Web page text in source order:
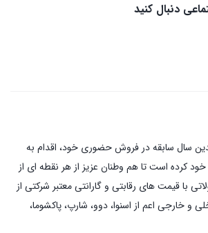
دنبال کنید
سال سابقه در فروش حضوری خود، اقدام به
کرده است تا هم وطنان عزیز از هر نقطه ای از
با قیمت های رقابتی و گارانتی معتبر شرکتی از
و خارجی اعم از اسنوا، دوو، شارپ، پاکشوما،